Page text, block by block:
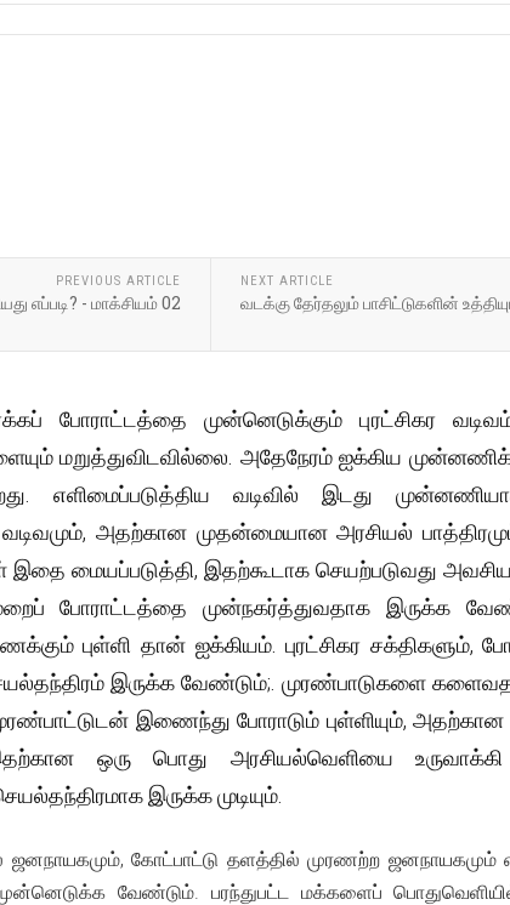
PREVIOUS ARTICLE
எப்படி? - மாக்சியம் 02
NEXT ARTICLE
வடக்கு தேர்தலும் பாசிட்டுகளின்
போராட்டத்தை முன்னெடுக்கும் புரட்சிகர
மறுத்துவிடவில்லை. அதேநேரம் ஐக்கிய
எளிமைப்படுத்திய வடிவில் இடது
அதற்கான முதன்மையான அரசியல்
இதை மையப்படுத்தி, இதற்கூடாக செயற்படுவது
போராட்டத்தை முன்நகர்த்துவதாக இருக்க
புள்ளி தான் ஐக்கியம். புரட்சிகர சக்திகளும்,
இருக்க வேண்டும்;. முரண்பாடுகளை
இணைந்து போராடும் புள்ளியும்,
ஒரு பொது அரசியல்வெளியை உருவாக்கி
இருக்க முடியும்.
கோட்பாட்டு தளத்தில் முரணற்ற ஜனநாயகமும்
வேண்டும். பரந்துபட்ட மக்களைப்